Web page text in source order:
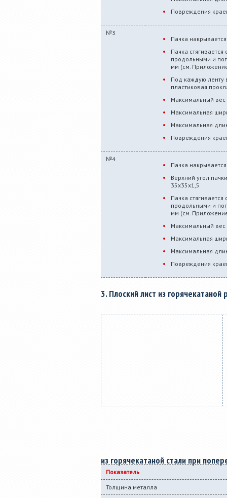
Повреждения
№3
Пачка
Пачка
продольными и
мм (см.
Под каждую ленту
пластиковая
Максимальный вес
Максимальная
Максимальная
Повреждения
№4
Пачка
Верхний угол
35х35х1,5
Пачка
продольными и
мм (см.
Максимальный вес
Максимальная
Максимальная
Повреждения
3. Плоский лист из горячекатаной
из горячекатаной стали при
Показатель
Толщина металла